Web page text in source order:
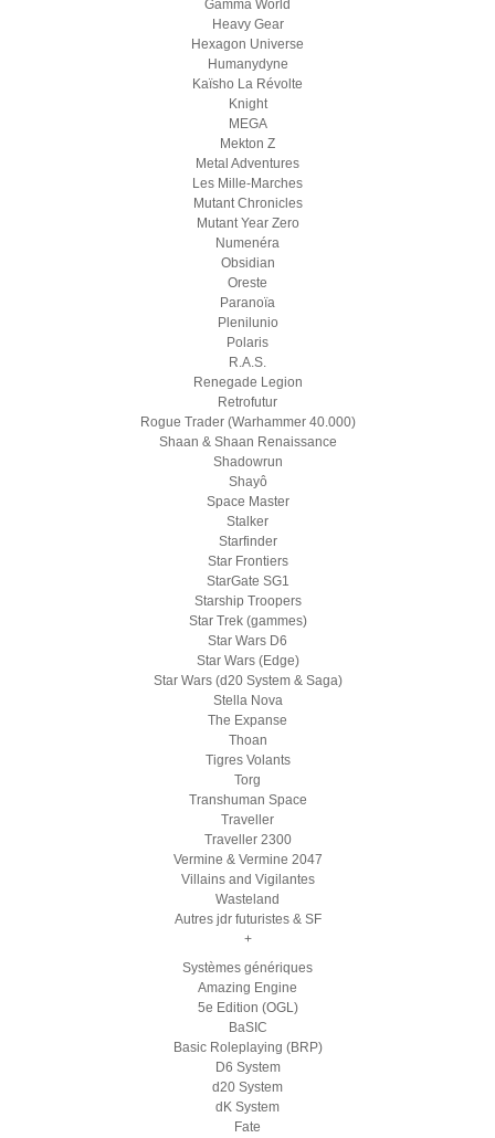
Gamma World
Heavy Gear
Hexagon Universe
Humanydyne
Kaïsho La Révolte
Knight
MEGA
Mekton Z
Metal Adventures
Les Mille-Marches
Mutant Chronicles
Mutant Year Zero
Numenéra
Obsidian
Oreste
Paranoïa
Plenilunio
Polaris
R.A.S.
Renegade Legion
Retrofutur
Rogue Trader (Warhammer 40.000)
Shaan & Shaan Renaissance
Shadowrun
Shayô
Space Master
Stalker
Starfinder
Star Frontiers
StarGate SG1
Starship Troopers
Star Trek (gammes)
Star Wars D6
Star Wars (Edge)
Star Wars (d20 System & Saga)
Stella Nova
The Expanse
Thoan
Tigres Volants
Torg
Transhuman Space
Traveller
Traveller 2300
Vermine & Vermine 2047
Villains and Vigilantes
Wasteland
Autres jdr futuristes & SF
+
Systèmes génériques
Amazing Engine
5e Edition (OGL)
BaSIC
Basic Roleplaying (BRP)
D6 System
d20 System
dK System
Fate